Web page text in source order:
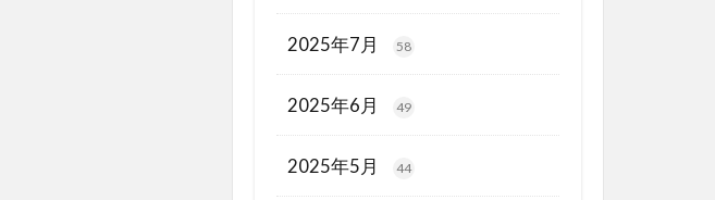
2025年7月 58
2025年6月 49
2025年5月 44